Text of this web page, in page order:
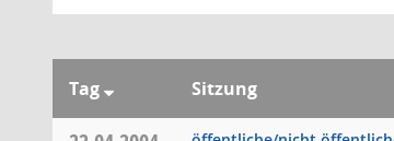
Tag Sitzung